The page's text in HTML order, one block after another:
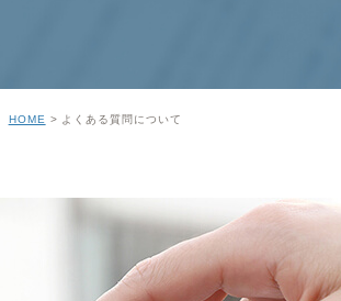
HOME よくある質問について